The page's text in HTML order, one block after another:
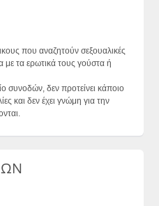
που αναζητούν σεξουαλικές
με τα ερωτικά τους γούστα ή
συνοδών, δεν προτείνει κάποιο
και δεν έχει γνώμη για την